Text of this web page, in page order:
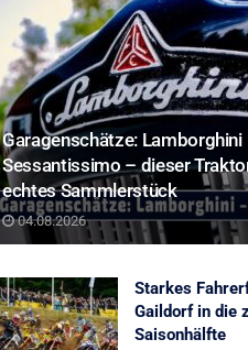
Garagenschätze: Lamborghini
Sessantissimo – dieser
echtes Sammlerstück
04.08.2026
Starkes
Gaildorf in die
Saisonhälfte